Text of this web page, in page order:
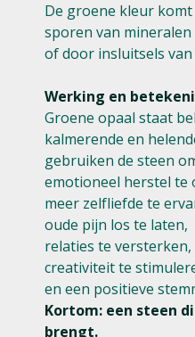
De groene kleur
sporen van
of door insluitsels
Werking en
Groene opaal staat
kalmerende en
gebruiken de steen
emotioneel herstel te
meer zelfliefde te
oude pijn los te laten,
relaties te versterken,
creativiteit te
en een positieve
Kortom: een steen
brengt.